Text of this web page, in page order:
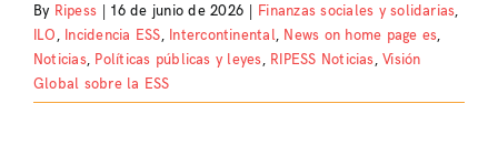
By Ripess | 16 de junio de 2026 | Finanzas sociales y solidarias,
ILO, Incidencia ESS, Intercontinental, News on home page es,
Noticias, Políticas públicas y leyes, RIPESS Noticias,Visión
Global sobre la ESS